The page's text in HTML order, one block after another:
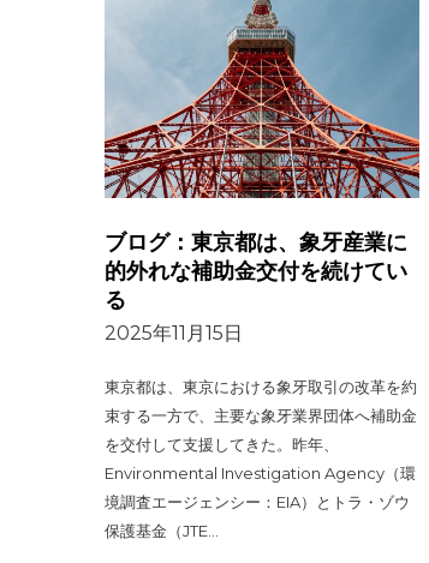
ブログ：東京都は、象牙産業に
的外れな補助金交付を続けてい
る
2025年11月15日
東京都は、東京における象牙取引の改革を約
束する一方で、主要な象牙業界団体へ補助金
を交付して支援してきた。昨年、
Environmental Investigation Agency（環
境調査エージェンシー：EIA）とトラ・ゾウ
保護基金（JTE…